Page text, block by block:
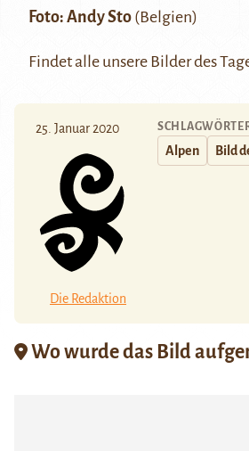
Foto: Andy Sto (Belgien)
Findet alle unsere Bilder des
25. Januar 2020
Die Redaktion
Alpen Bild
Wo wurde das Bild